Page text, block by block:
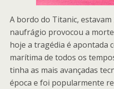
A bordo do Titanic, estavam
naufrágio provocou a
hoje a tragédia é apontada
marítima de todos os
tinha as mais avançadas
época e foi popularmente